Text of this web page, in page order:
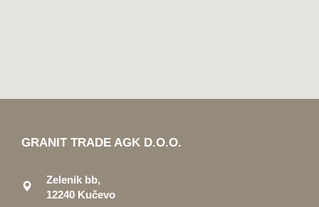
GRANIT TRADE AGK D.O.O.
Zelenik bb,
12240 Kučevo